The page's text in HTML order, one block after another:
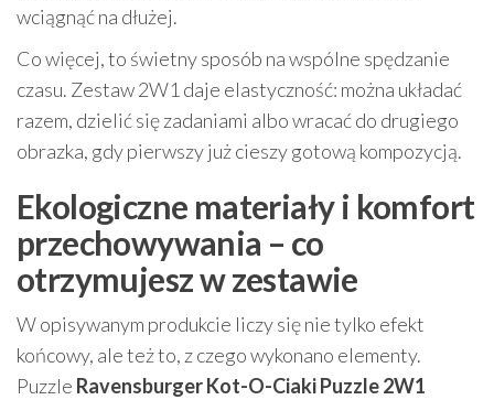
wciągnąć na dłużej.
Co więcej, to świetny sposób na wspólne spędzanie
czasu. Zestaw 2W1 daje elastyczność: można układać
razem, dzielić się zadaniami albo wracać do drugiego
obrazka, gdy pierwszy już cieszy gotową kompozycją.
Ekologiczne materiały i komfort
przechowywania – co
otrzymujesz w zestawie
W opisywanym produkcie liczy się nie tylko efekt
końcowy, ale też to, z czego wykonano elementy.
Puzzle Ravensburger Kot-O-Ciaki Puzzle 2W1